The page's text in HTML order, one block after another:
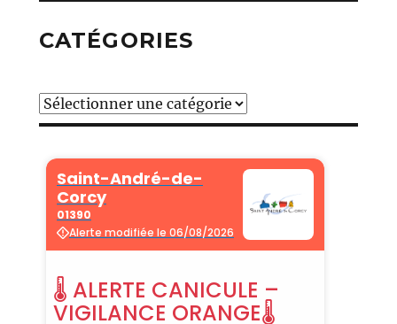
CATÉGORIES
Catégories